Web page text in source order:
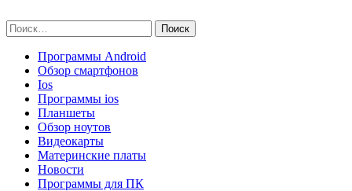
to
content
Найти:
Программы Android
Обзор смартфонов
Ios
Программы ios
Планшеты
Обзор ноутов
Видеокарты
Материнские платы
Новости
Программы для ПК